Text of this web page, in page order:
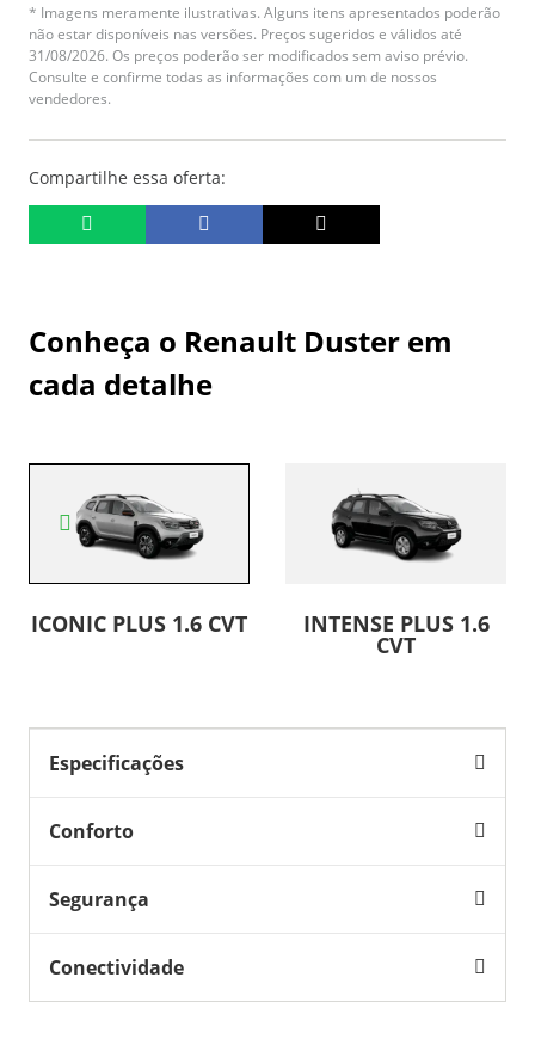
* Imagens meramente ilustrativas. Alguns itens apresentados poderão
não estar disponíveis nas versões. Preços sugeridos e válidos até
31/08/2026. Os preços poderão ser modificados sem aviso prévio.
Consulte e confirme todas as informações com um de nossos
vendedores.
Compartilhe essa oferta:
Conheça o Renault Duster em
cada detalhe
ICONIC PLUS 1.6 CVT INTENSE PLUS 1.6
CVT
Especificações
Conforto
Segurança
Conectividade